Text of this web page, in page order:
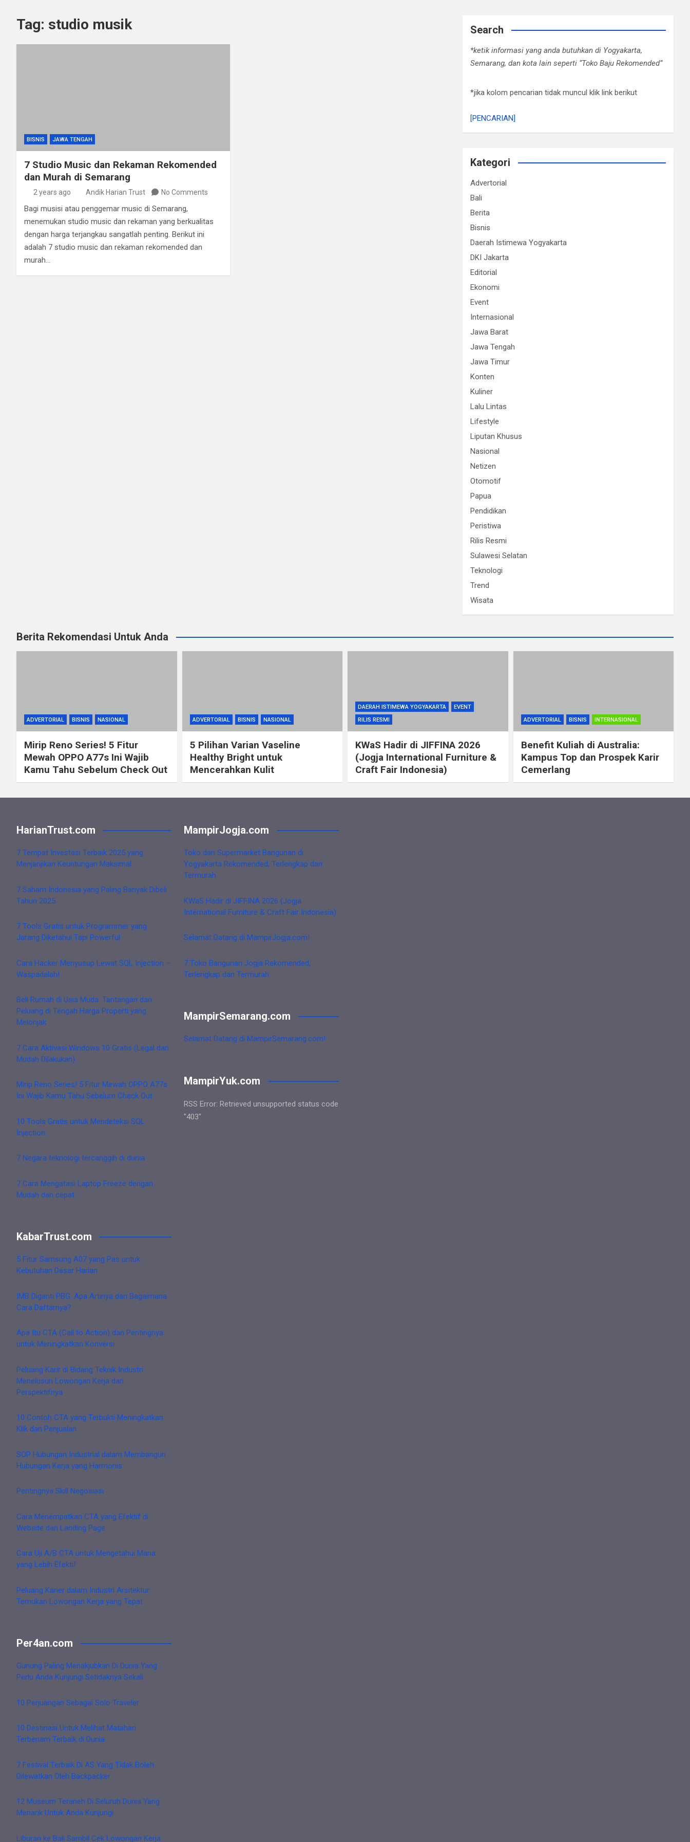
Tag: studio musik
BISNIS JAWA TENGAH
7 Studio Music dan Rekaman Rekomended
dan Murah di Semarang
2 years ago Andik Harian Trust No Comments
Bagi musisi atau penggemar music di Semarang,
menemukan studio music dan rekaman yang berkualitas
dengan harga terjangkau sangatlah penting. Berikut ini
adalah 7 studio music dan rekaman rekomended dan
murah…
Search
*ketik informasi yang anda butuhkan di Yogyakarta,
Semarang, dan kota lain seperti “Toko Baju Rekomended”
*jika kolom pencarian tidak muncul klik link berikut
[PENCARIAN]
Kategori
Advertorial
Bali
Berita
Bisnis
Daerah Istimewa Yogyakarta
DKI Jakarta
Editorial
Ekonomi
Event
Internasional
Jawa Barat
Jawa Tengah
Jawa Timur
Konten
Kuliner
Lalu Lintas
Lifestyle
Liputan Khusus
Nasional
Netizen
Otomotif
Papua
Pendidikan
Peristiwa
Rilis Resmi
Sulawesi Selatan
Teknologi
Trend
Wisata
Berita Rekomendasi Untuk Anda
ADVERTORIAL BISNIS NASIONAL
Mirip Reno Series! 5 Fitur
Mewah OPPO A77s Ini Wajib
Kamu Tahu Sebelum Check Out
ADVERTORIAL BISNIS NASIONAL
5 Pilihan Varian Vaseline
Healthy Bright untuk
Mencerahkan Kulit
DAERAH ISTIMEWA YOGYAKARTA
EVENT
RILIS RESMI
KWaS Hadir di JIFFINA 2026
(Jogja International Furniture &
Craft Fair Indonesia)
ADVERTORIAL BISNIS INTERNASIONAL
Benefit Kuliah di Australia:
Kampus Top dan Prospek Karir
Cemerlang
HarianTrust.com
7 Tempat Investasi Terbaik 2025 yang
Menjanjikan Keuntungan Maksimal
7 Saham Indonesia yang Paling Banyak Dibeli
Tahun 2025
7 Tools Gratis untuk Programmer yang
Jarang Diketahui Tapi Powerful
Cara Hacker Menyusup Lewat SQL Injection –
Waspadalah!
Beli Rumah di Usia Muda: Tantangan dan
Peluang di Tengah Harga Properti yang
Melonjak
7 Cara Aktivasi Windows 10 Gratis (Legal dan
Mudah Dilakukan)
Mirip Reno Series! 5 Fitur Mewah OPPO A77s
Ini Wajib Kamu Tahu Sebelum Check Out
10 Tools Gratis untuk Mendeteksi SQL
Injection
7 Negara teknologi tercanggih di dunia
7 Cara Mengatasi Laptop Freeze dengan
Mudah dan cepat
KabarTrust.com
5 Fitur Samsung A07 yang Pas untuk
Kebutuhan Dasar Harian
IMB Diganti PBG: Apa Artinya dan Bagaimana
Cara Daftarnya?
Apa Itu CTA (Call to Action) dan Pentingnya
untuk Meningkatkan Konversi
Peluang Karir di Bidang Teknik Industri:
Menelusuri Lowongan Kerja dan
Perspektifnya
10 Contoh CTA yang Terbukti Meningkatkan
Klik dan Penjualan
SOP Hubungan Industrial dalam Membangun
Hubungan Kerja yang Harmonis
Pentingnya Skill Negosiasi
Cara Menempatkan CTA yang Efektif di
Website dan Landing Page
Cara Uji A/B CTA untuk Mengetahui Mana
yang Lebih Efektif
Peluang Karier dalam Industri Arsitektur:
Temukan Lowongan Kerja yang Tepat
Per4an.com
Gunung Paling Menakjubkan Di Dunia Yang
Perlu Anda Kunjungi Setidaknya Sekali
10 Perjuangan Sebagai Solo Traveler
10 Destinasi Untuk Melihat Matahari
Terbenam Terbaik di Dunia
7 Festival Terbaik Di AS Yang Tidak Boleh
Dilewatkan Oleh Backpacker
12 Museum Teraneh Di Seluruh Dunia Yang
Menarik Untuk Anda Kunjungi
Liburan ke Bali Sambil Cek Lowongan Kerja
MampirJogja.com
Toko dan Supermarket Bangunan di
Yogyakarta Rekomended, Terlengkap dan
Termurah
KWaS Hadir di JIFFINA 2026 (Jogja
International Furniture & Craft Fair Indonesia)
Selamat Datang di MampirJogja.com!
7 Toko Bangunan Jogja Rekomended,
Terlengkap dan Termurah
MampirSemarang.com
Selamat Datang di MampirSemarang.com!
MampirYuk.com
RSS Error: Retrieved unsupported status code
"403"